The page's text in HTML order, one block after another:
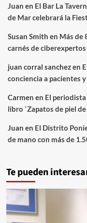
Juan en El Bar La
de Mar celebrará la
Susan Smith en Más de
carnés de ciberexpertos
juan corral sanchezen
conciencia a pacientes
Carmen en El
libro `Zapatos de piel de
Juan en El Distrito
de mano con más de
Te pueden